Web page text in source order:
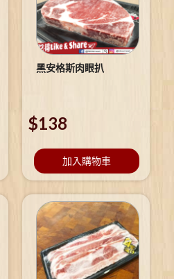
黑安格斯肉眼扒
$138
加入購物車